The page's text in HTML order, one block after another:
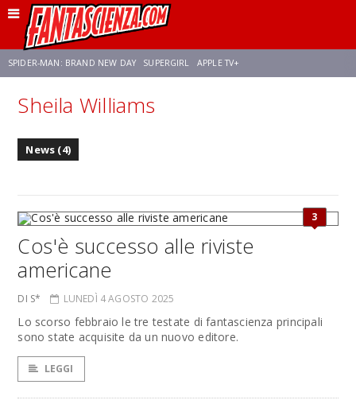
SPIDER-MAN: BRAND NEW DAY SUPERGIRL APPLE TV+
FRANCO RICCIARDIELLO ZENDAYA
Sheila Williams
News (4)
3
Cos'è successo alle riviste
americane
DI S* LUNEDÌ 4 AGOSTO 2025
Lo scorso febbraio le tre testate di fantascienza principali
sono state acquisite da un nuovo editore.
LEGGI